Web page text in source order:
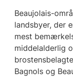
Beaujolais-
landsbyer, der
mest
middelalderlig
Bagnols og